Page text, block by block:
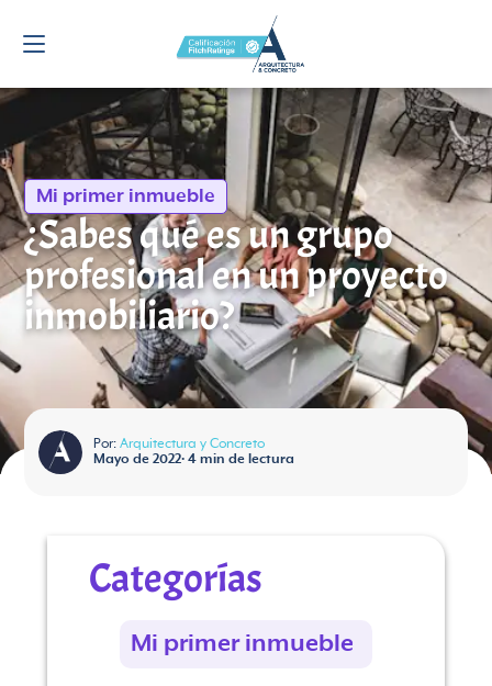
Mi primer inmueble
¿Sabes qué es un grupo
profesional en un proyecto
inmobiliario?
Por: Arquitectura y Concreto
Mayo de 2022• 4min de lectura
Categorías
Mi primer inmueble